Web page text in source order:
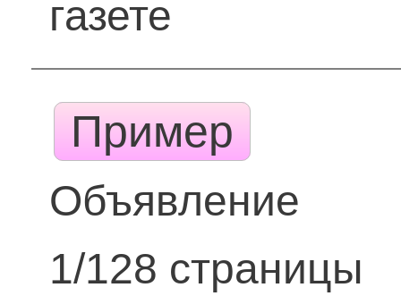
газете
Пример
Объявление
1/128 страницы